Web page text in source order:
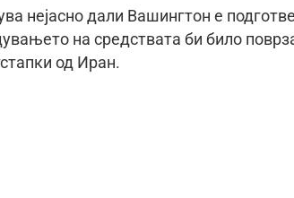
нејасно дали Вашингтон е
на средствата би било
од Иран.